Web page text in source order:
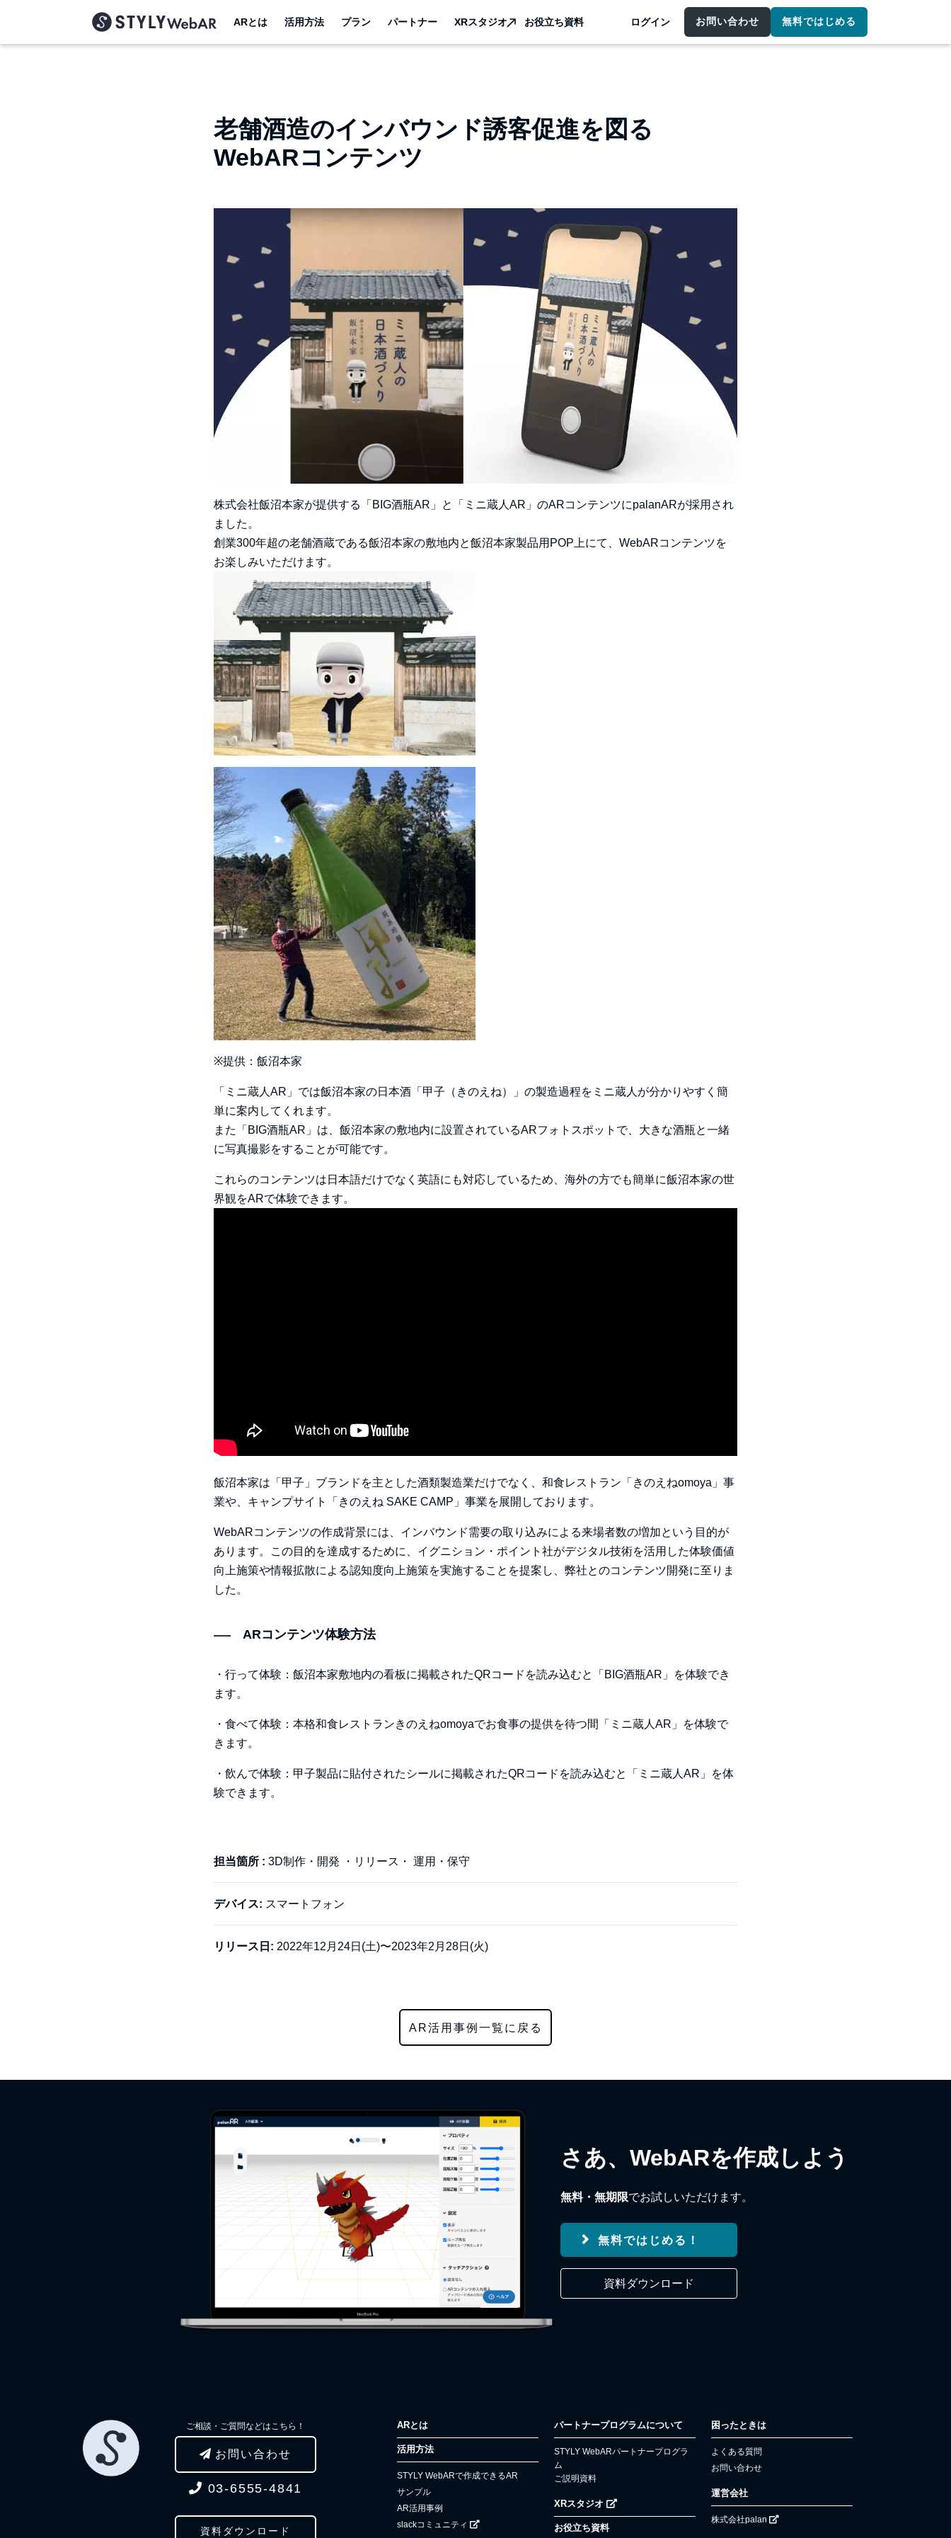
ARとは 活用方法 プラン パートナー XRスタジオ お役立ち資料 ログイン お問い合わせ 無料ではじめる
老舗酒造のインバウンド誘客促進を図る
WebARコンテンツ
株式会社飯沼本家が提供する「BIG酒瓶AR」と「ミニ蔵人AR」のARコンテンツにpalanARが採用され
ました。
創業300年超の老舗酒蔵である飯沼本家の敷地内と飯沼本家製品用POP上にて、WebARコンテンツを
お楽しみいただけます。
※提供：飯沼本家
「ミニ蔵人AR」では飯沼本家の日本酒「甲子（きのえね）」の製造過程をミニ蔵人が分かりやすく簡
単に案内してくれます。
また「BIG酒瓶AR」は、飯沼本家の敷地内に設置されているARフォトスポットで、大きな酒瓶と一緒
に写真撮影をすることが可能です。
これらのコンテンツは日本語だけでなく英語にも対応しているため、海外の方でも簡単に飯沼本家の世
界観をARで体験できます。
飯沼本家は「甲子」ブランドを主とした酒類製造業だけでなく、和食レストラン「きのえねomoya」事
業や、キャンプサイト「きのえね SAKE CAMP」事業を展開しております。
WebARコンテンツの作成背景には、インバウンド需要の取り込みによる来場者数の増加という目的が
あります。この目的を達成するために、イグニション・ポイント社がデジタル技術を活用した体験価値
向上施策や情報拡散による認知度向上施策を実施することを提案し、弊社とのコンテンツ開発に至りま
した。
ARコンテンツ体験方法
・行って体験：飯沼本家敷地内の看板に掲載されたQRコードを読み込むと「BIG酒瓶AR」を体験でき
ます。
・食べて体験：本格和食レストランきのえねomoyaでお食事の提供を待つ間「ミニ蔵人AR」を体験で
きます。
・飲んで体験：甲子製品に貼付されたシールに掲載されたQRコードを読み込むと「ミニ蔵人AR」を体
験できます。
担当箇所 : 3D制作・開発 ・リリース・ 運用・保守
デバイス: スマートフォン
リリース日: 2022年12月24日(土)〜2023年2月28日(火)
AR活用事例一覧に戻る
さあ、WebARを作成しよう
無料・無期限でお試しいただけます。
無料ではじめる！
資料ダウンロード
ご相談・ご質問などはこちら！
お問い合わせ
03-6555-4841
資料ダウンロード
ARとは
活用方法
STYLY WebARで作成できるAR
サンプル
AR活用事例
slackコミュニティ
パートナープログラムについて
STYLY WebARパートナープログラ
ム
ご説明資料
XRスタジオ
お役立ち資料
困ったときは
よくある質問
お問い合わせ
運営会社
株式会社palan